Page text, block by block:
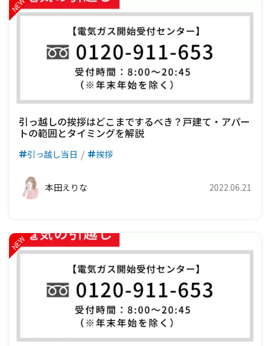
引っ越しの挨拶はどこまでするべき？戸建て・アパー
トの範囲とタイミングを解説
引っ越し当日 挨拶
本田えりな 2022.06.21